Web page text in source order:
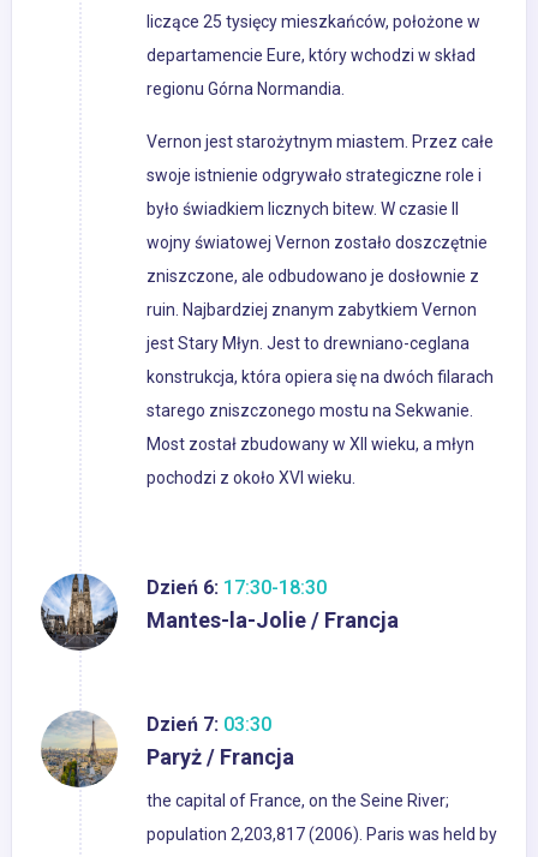
liczące 25 tysięcy mieszkańców, położone w
departamencie Eure, który wchodzi w skład
regionu Górna Normandia.
Vernon jest starożytnym miastem. Przez całe
swoje istnienie odgrywało strategiczne role i
było świadkiem licznych bitew. W czasie II
wojny światowej Vernon zostało doszczętnie
zniszczone, ale odbudowano je dosłownie z
ruin. Najbardziej znanym zabytkiem Vernon
jest Stary Młyn. Jest to drewniano-ceglana
konstrukcja, która opiera się na dwóch filarach
starego zniszczonego mostu na Sekwanie.
Most został zbudowany w XII wieku, a młyn
pochodzi z około XVI wieku.
Dzień 6: 17:30-18:30
Mantes-la-Jolie / Francja
Dzień 7: 03:30
Paryż / Francja
the capital of France, on the Seine River;
population 2,203,817 (2006). Paris was held by